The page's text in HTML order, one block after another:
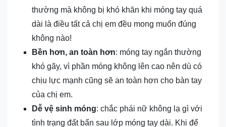
thường mà không bị khó khăn khi móng tay quá
dài là điều tất cả chị em đều mong muốn đúng
không nào!
Bền hơn, an toàn hơn: móng tay ngắn thường
khó gãy, vì phần móng không lên cao nên dù có
chịu lực mạnh cũng sẽ an toàn hơn cho bàn tay
của chị em.
Dễ vệ sinh móng: chắc phái nữ không lạ gì với
tình trạng đất bẩn sau lớp móng tay dài. Khi để